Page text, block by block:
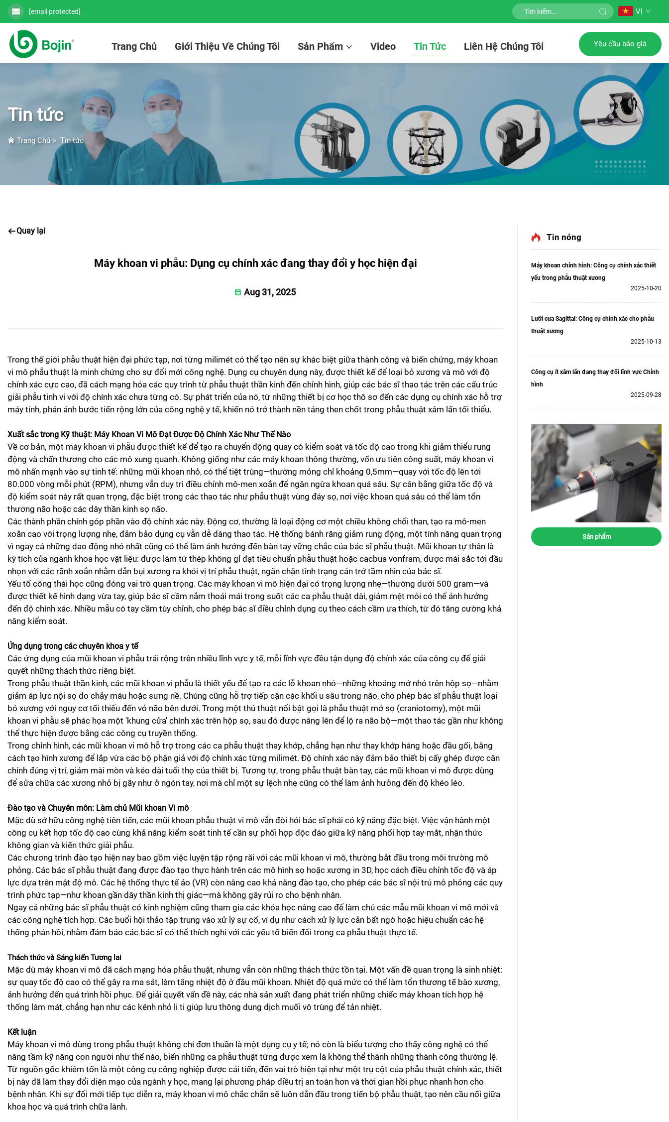
[email protected] VI
Trang Chủ Giới Thiệu Về Chúng Tôi Sản Phẩm Video Tin Tức Liên Hệ Chúng Tôi Yêu cầu báo giá
Tin tức
Trang Chủ > Tin tức
Quay lại
Máy khoan vi phẫu: Dụng cụ chính xác đang thay đổi y học hiện đại
Aug 31, 2025
Trong thế giới phẫu thuật hiện đại phức tạp, nơi từng milimét có thể tạo nên sự khác biệt giữa thành công và biến chứng, máy khoan
vi mô phẫu thuật là minh chứng cho sự đổi mới công nghệ. Dụng cụ chuyên dụng này, được thiết kế để loại bỏ xương và mô với độ
chính xác cực cao, đã cách mạng hóa các quy trình từ phẫu thuật thần kinh đến chỉnh hình, giúp các bác sĩ thao tác trên các cấu trúc
giải phẫu tinh vi với độ chính xác chưa từng có. Sự phát triển của nó, từ những thiết bị cơ học thô sơ đến các dụng cụ chính xác hỗ trợ
máy tính, phản ánh bước tiến rộng lớn của công nghệ y tế, khiến nó trở thành nền tảng then chốt trong phẫu thuật xâm lấn tối thiểu.
Xuất sắc trong Kỹ thuật: Máy Khoan Vi Mô Đạt Được Độ Chính Xác Như Thế Nào
Về cơ bản, một máy khoan vi phẫu được thiết kế để tạo ra chuyển động quay có kiểm soát và tốc độ cao trong khi giảm thiểu rung
động và chấn thương cho các mô xung quanh. Không giống như các máy khoan thông thường, vốn ưu tiên công suất, máy khoan vi
mô nhấn mạnh vào sự tinh tế: những mũi khoan nhỏ, có thể tiệt trùng—thường mỏng chỉ khoảng 0,5mm—quay với tốc độ lên tới
80.000 vòng mỗi phút (RPM), nhưng vẫn duy trì điều chỉnh mô-men xoắn để ngăn ngừa khoan quá sâu. Sự cân bằng giữa tốc độ và
độ kiểm soát này rất quan trọng, đặc biệt trong các thao tác như phẫu thuật vùng đáy sọ, nơi việc khoan quá sâu có thể làm tổn
thương não hoặc các dây thần kinh sọ não.
Các thành phần chính góp phần vào độ chính xác này. Động cơ, thường là loại động cơ một chiều không chổi than, tạo ra mô-men
xoắn cao với trọng lượng nhẹ, đảm bảo dụng cụ vẫn dễ dàng thao tác. Hệ thống bánh răng giảm rung động, một tính năng quan trọng
vì ngay cả những dao động nhỏ nhất cũng có thể làm ảnh hưởng đến bàn tay vững chắc của bác sĩ phẫu thuật. Mũi khoan tự thân là
kỳ tích của ngành khoa học vật liệu: được làm từ thép không gỉ đạt tiêu chuẩn phẫu thuật hoặc cacbua vonfram, được mài sắc tới đầu
nhọn với các rãnh xoắn nhằm dẫn bụi xương ra khỏi vị trí phẫu thuật, ngăn chặn tình trạng cản trở tầm nhìn của bác sĩ.
Yếu tố công thái học cũng đóng vai trò quan trọng. Các máy khoan vi mô hiện đại có trọng lượng nhẹ—thường dưới 500 gram—và
được thiết kế hình dạng vừa tay, giúp bác sĩ cầm nắm thoải mái trong suốt các ca phẫu thuật dài, giảm mệt mỏi có thể ảnh hưởng
đến độ chính xác. Nhiều mẫu có tay cầm tùy chỉnh, cho phép bác sĩ điều chỉnh dụng cụ theo cách cầm ưa thích, từ đó tăng cường khả
năng kiểm soát.
Ứng dụng trong các chuyên khoa y tế
Các ứng dụng của mũi khoan vi phẫu trải rộng trên nhiều lĩnh vực y tế, mỗi lĩnh vực đều tận dụng độ chính xác của công cụ để giải
quyết những thách thức riêng biệt.
Trong phẫu thuật thần kinh, các mũi khoan vi phẫu là thiết yếu để tạo ra các lỗ khoan nhỏ—những khoảng mở nhỏ trên hộp sọ—nhằm
giảm áp lực nội sọ do chảy máu hoặc sưng nề. Chúng cũng hỗ trợ tiếp cận các khối u sâu trong não, cho phép bác sĩ phẫu thuật loại
bỏ xương với nguy cơ tối thiểu đến vỏ não bên dưới. Trong một thủ thuật nổi bật gọi là phẫu thuật mở sọ (craniotomy), một mũi
khoan vi phẫu sẽ phác họa một 'khung cửa' chính xác trên hộp sọ, sau đó được nâng lên để lộ ra não bộ—một thao tác gần như không
thể thực hiện được bằng các công cụ truyền thống.
Trong chỉnh hình, các mũi khoan vi mô hỗ trợ trong các ca phẫu thuật thay khớp, chẳng hạn như thay khớp háng hoặc đầu gối, bằng
cách tạo hình xương để lắp vừa các bộ phận giả với độ chính xác từng milimét. Độ chính xác này đảm bảo thiết bị cấy ghép được căn
chỉnh đúng vị trí, giảm mài mòn và kéo dài tuổi thọ của thiết bị. Tương tự, trong phẫu thuật bàn tay, các mũi khoan vi mô được dùng
để sửa chữa các xương nhỏ bị gãy như ở ngón tay, nơi mà chỉ một sự lệch nhẹ cũng có thể làm ảnh hưởng đến độ khéo léo.
Đào tạo và Chuyên môn: Làm chủ Mũi khoan Vi mô
Mặc dù sở hữu công nghệ tiên tiến, các mũi khoan phẫu thuật vi mô vẫn đòi hỏi bác sĩ phải có kỹ năng đặc biệt. Việc vận hành một
công cụ kết hợp tốc độ cao cùng khả năng kiểm soát tinh tế cần sự phối hợp độc đáo giữa kỹ năng phối hợp tay-mắt, nhận thức
không gian và kiến thức giải phẫu.
Các chương trình đào tạo hiện nay bao gồm việc luyện tập rộng rãi với các mũi khoan vi mô, thường bắt đầu trong môi trường mô
phỏng. Các bác sĩ phẫu thuật đang được đào tạo thực hành trên các mô hình sọ hoặc xương in 3D, học cách điều chỉnh tốc độ và áp
lực dựa trên mật độ mô. Các hệ thống thực tế ảo (VR) còn nâng cao khả năng đào tạo, cho phép các bác sĩ nội trú mô phỏng các quy
trình phức tạp—như khoan gần dây thần kinh thị giác—mà không gây rủi ro cho bệnh nhân.
Ngay cả những bác sĩ phẫu thuật có kinh nghiệm cũng tham gia các khóa học nâng cao để làm chủ các mẫu mũi khoan vi mô mới và
các công nghệ tích hợp. Các buổi hội thảo tập trung vào xử lý sự cố, ví dụ như cách xử lý lực cản bất ngờ hoặc hiệu chuẩn các hệ
thống phản hồi, nhằm đảm bảo các bác sĩ có thể thích nghi với các yếu tố biến đổi trong ca phẫu thuật thực tế.
Thách thức và Sáng kiến Tương lai
Mặc dù máy khoan vi mô đã cách mạng hóa phẫu thuật, nhưng vẫn còn những thách thức tồn tại. Một vấn đề quan trọng là sinh nhiệt:
sự quay tốc độ cao có thể gây ra ma sát, làm tăng nhiệt độ ở đầu mũi khoan. Nhiệt độ quá mức có thể làm tổn thương tế bào xương,
ảnh hưởng đến quá trình hồi phục. Để giải quyết vấn đề này, các nhà sản xuất đang phát triển những chiếc máy khoan tích hợp hệ
thống làm mát, chẳng hạn như các kênh nhỏ li ti giúp lưu thông dung dịch muối vô trùng để tản nhiệt.
Kết luận
Máy khoan vi mô dùng trong phẫu thuật không chỉ đơn thuần là một dụng cụ y tế; nó còn là biểu tượng cho thấy công nghệ có thể
nâng tầm kỹ năng con người như thế nào, biến những ca phẫu thuật từng được xem là không thể thành những thành công thường lệ.
Từ nguồn gốc khiêm tốn là một công cụ công nghiệp được cải tiến, đến vai trò hiện tại như một trụ cột của phẫu thuật chính xác, thiết
bị này đã làm thay đổi diện mạo của ngành y học, mang lại phương pháp điều trị an toàn hơn và thời gian hồi phục nhanh hơn cho
bệnh nhân. Khi sự đổi mới tiếp tục diễn ra, máy khoan vi mô chắc chắn sẽ luôn dẫn đầu trong tiến bộ phẫu thuật, tạo nên cầu nối giữa
khoa học và quá trình chữa lành.
Tin nóng
Máy khoan chỉnh hình: Công cụ chính xác thiết
yếu trong phẫu thuật xương
2025-10-20
Lưỡi cưa Sagittal: Công cụ chính xác cho phẫu
thuật xương
2025-10-13
Công cụ ít xâm lấn đang thay đổi lĩnh vực Chỉnh
hình
2025-09-28
Sản phẩm